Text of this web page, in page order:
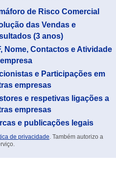
de Risco Comercial
das Vendas e
(3 anos)
Nome, Contactos e Atividade
e Participações em
empresas
e respetivas ligações a
empresas
e publicações legais
de privacidade. Também autorizo a